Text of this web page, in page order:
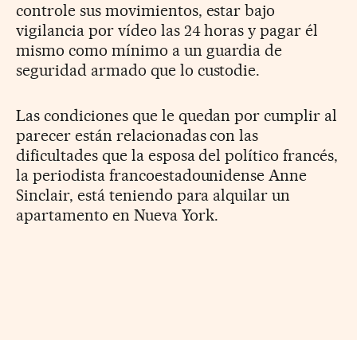
controle sus movimientos, estar bajo
vigilancia por vídeo las 24 horas y pagar él
mismo como mínimo a un guardia de
seguridad armado que lo custodie.
Las condiciones que le quedan por cumplir al
parecer están relacionadas con las
dificultades que la esposa del político francés,
la periodista francoestadounidense Anne
Sinclair, está teniendo para alquilar un
apartamento en Nueva York.